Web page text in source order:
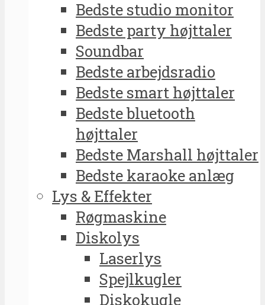
Bedste studio monitor
Bedste party højttaler
Soundbar
Bedste arbejdsradio
Bedste smart højttaler
Bedste bluetooth
højttaler
Bedste Marshall højttaler
Bedste karaoke anlæg
Lys & Effekter
Røgmaskine
Diskolys
Laserlys
Spejlkugler
Diskokugle